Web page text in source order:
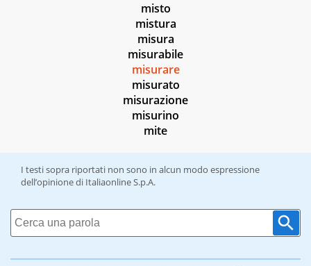
misto
mistura
misura
misurabile
misurare
misurato
misurazione
misurino
mite
I testi sopra riportati non sono in alcun modo espressione
dell’opinione di Italiaonline S.p.A.